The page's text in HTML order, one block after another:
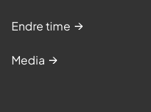
Endre time
Media